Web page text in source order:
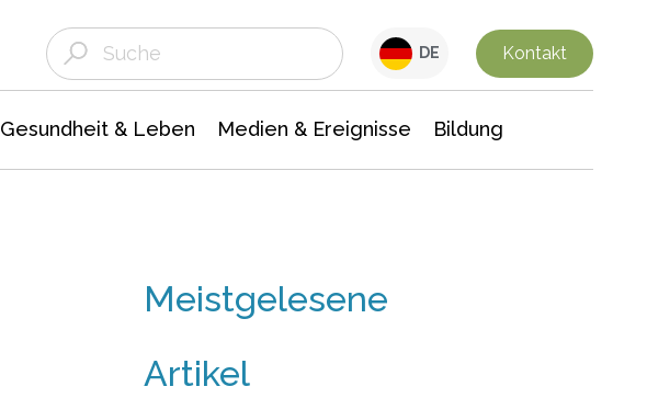
DE Kontakt
Gesundheit & Leben Medien & Ereignisse Bildung
Meistgelesene
Artikel